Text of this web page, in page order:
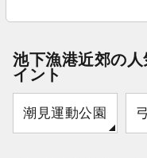
池下漁港近郊の
イント
潮見運動公園